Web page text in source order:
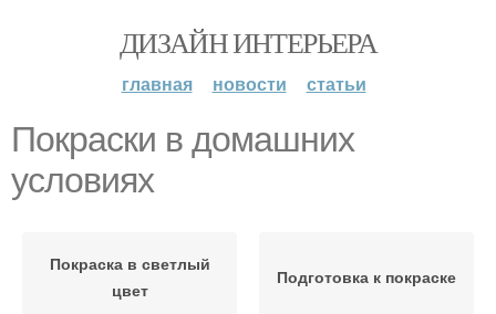
ДИЗАЙН ИНТЕРЬЕРА
главная новости статьи
Покраски в домашних
условиях
Покраска в светлый
цвет
Подготовка к покраске